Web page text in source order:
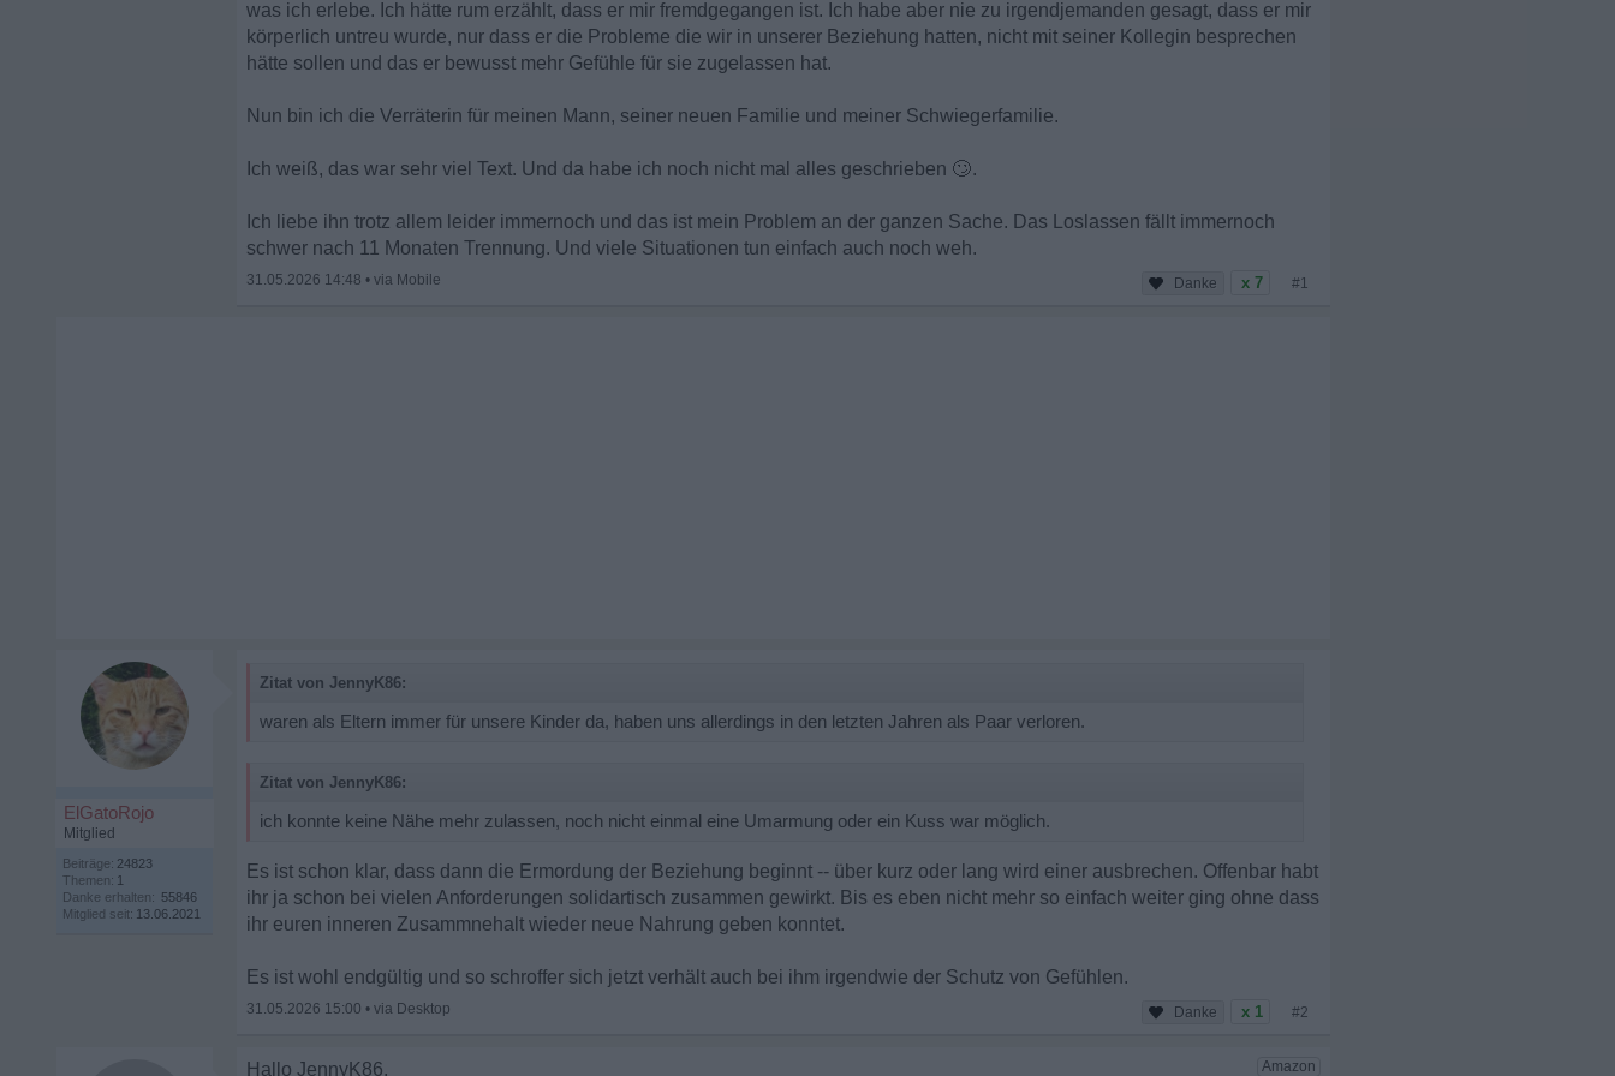
was ich erlebe. Ich hätte rum erzählt, dass er mir fremdgegangen ist. Ich habe aber nie zu irgendjemanden gesagt, dass er mir
körperlich untreu wurde, nur dass er die Probleme die wir in unserer Beziehung hatten, nicht mit seiner Kollegin besprechen
hätte sollen und das er bewusst mehr Gefühle für sie zugelassen hat.
Nun bin ich die Verräterin für meinen Mann, seiner neuen Familie und meiner Schwiegerfamilie.
Ich weiß, das war sehr viel Text. Und da habe ich noch nicht mal alles geschrieben 🙄.
Ich liebe ihn trotz allem leider immernoch und das ist mein Problem an der ganzen Sache. Das Loslassen fällt immernoch
schwer nach 11 Monaten Trennung. Und viele Situationen tun einfach auch noch weh.
31.05.2026 14:48 • x 7 #1
ElGatoRojo
Mitglied
Beiträge: 24823
Themen: 1
Danke erhalten: 55846
Mitglied seit: 13.06.2021
Zitat von JennyK86:
waren als Eltern immer für unsere Kinder da, haben uns allerdings in den letzten Jahren als Paar verloren.
Zitat von JennyK86:
ich konnte keine Nähe mehr zulassen, noch nicht einmal eine Umarmung oder ein Kuss war möglich.
Es ist schon klar, dass dann die Ermordung der Beziehung beginnt -- über kurz oder lang wird einer ausbrechen. Offenbar habt
ihr ja schon bei vielen Anforderungen solidartisch zusammen gewirkt. Bis es eben nicht mehr so einfach weiter ging ohne dass
ihr euren inneren Zusammnehalt wieder neue Nahrung geben konntet.
Es ist wohl endgültig und so schroffer sich jetzt verhält auch bei ihm irgendwie der Schutz von Gefühlen.
31.05.2026 15:00 • x 1 #2